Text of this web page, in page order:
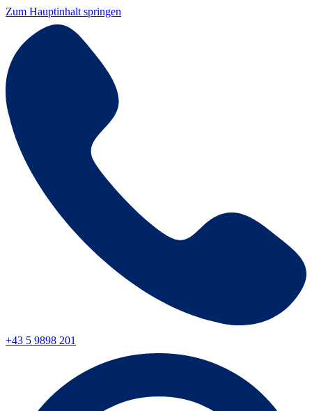
Zum Hauptinhalt springen
+43 5 9898 201